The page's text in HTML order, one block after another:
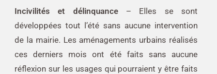
Incivilités et délinquance– Elles se sont
développées tout l’été sans aucune intervention
de la mairie. Les aménagements urbains réalisés
ces derniers mois ont été faits sans aucune
réflexion sur les usages qui pourraient y être faits